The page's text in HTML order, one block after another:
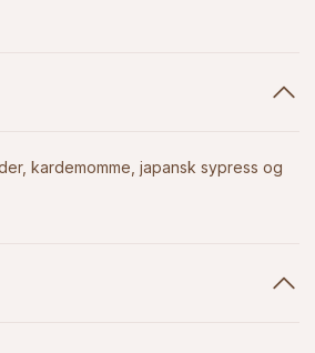
kardemomme, japansk sypress og